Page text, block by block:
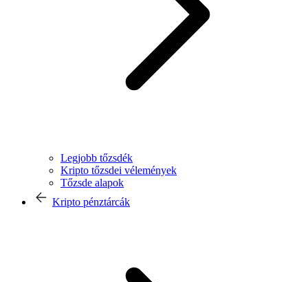
Legjobb tőzsdék
Kripto tőzsdei vélemények
Tőzsde alapok
Kripto pénztárcák